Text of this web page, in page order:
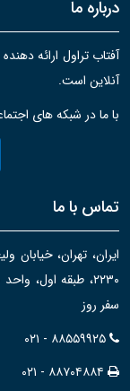
درباره ما
آفتاب تراول ارائه
آنلاین است.
با ما در شبکه های
تماس با ما
ایران، تهران،
سفر روز
۰۲۱ - ۸۸۵۵۹۹۲۵
۰۲۱ - ۸۸۷۰۴۸۸۴